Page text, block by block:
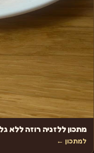
מתכון ללזניה רוזה ללא
למתכון ←